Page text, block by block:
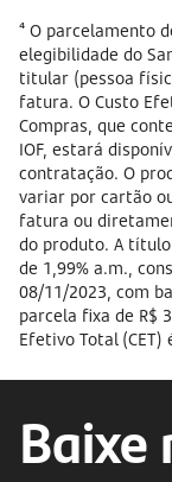
⁴ O parcelamento
elegibilidade do
titular (pessoa
fatura. O Custo
Compras, que
IOF, estará
contratação. O
variar por cartão
fatura ou
do produto. A
de 1,99% a.m.,
08/11/2023, com
parcela fixa de R$
Efetivo Total (CET)
Baixe